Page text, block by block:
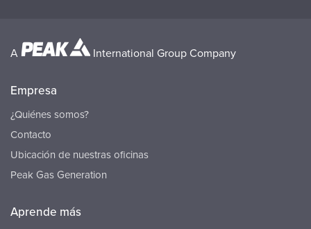
A International Group Company
Empresa
¿Quiénes somos?
Contacto
Ubicación de nuestras oficinas
Peak Gas Generation
Aprende más